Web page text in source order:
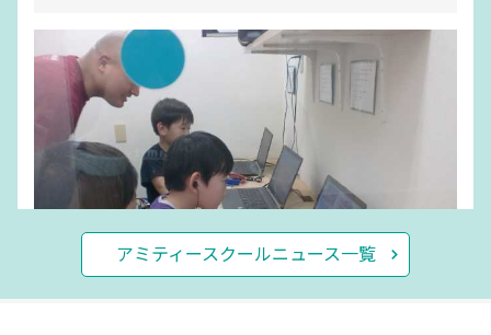
アミティースクールニュース一覧